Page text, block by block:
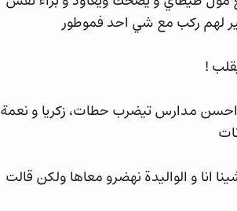
لهم ركب مع شي احد فموطور
!
مدارس تيضرب حطات، زكريا و نعمة
و الواليدة نهضرو معاها ولكن قالت